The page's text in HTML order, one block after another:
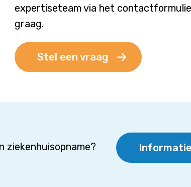
expertiseteam via het
graag.
Stel een vraag
ziekenhuisopname?